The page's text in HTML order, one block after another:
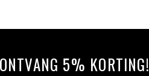
5% KORTING!